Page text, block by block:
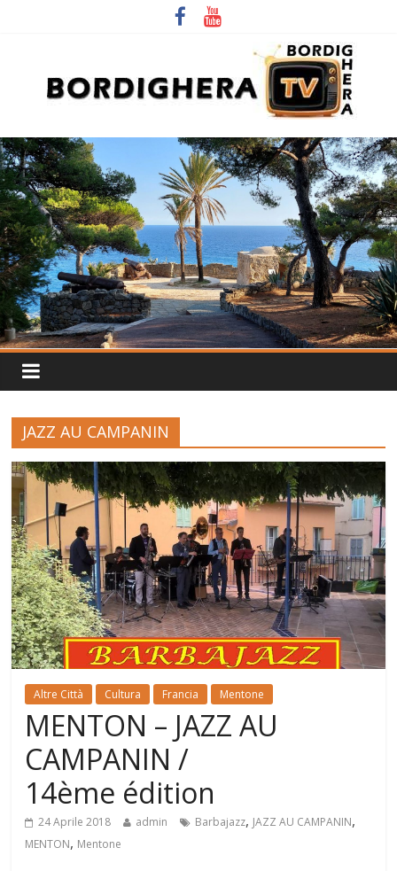
JAZZ AU CAMPANIN
Altre Città Cultura Francia Mentone
MENTON – JAZZ AU
CAMPANIN /
14ème édition
24 Aprile 2018 admin Barbajazz, JAZZ AU CAMPANIN,
MENTON, Mentone